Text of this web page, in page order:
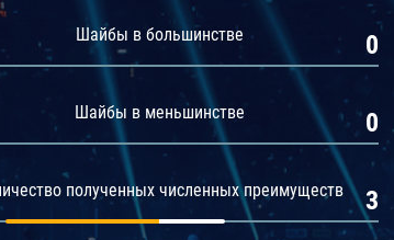
Амур
Барыс
Шайбы в большинстве 0
Шайбы в меньшинстве 0
полученных численных преимуществ 3